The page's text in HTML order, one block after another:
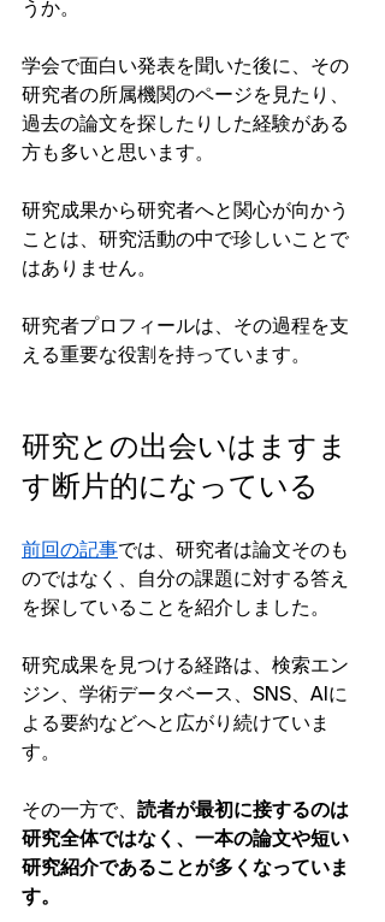
うか。
学会で面白い発表を聞いた後に、その
研究者の所属機関のページを見たり、
過去の論文を探したりした経験がある
方も多いと思います。
研究成果から研究者へと関心が向かう
ことは、研究活動の中で珍しいことで
はありません。
研究者プロフィールは、その過程を支
える重要な役割を持っています。
研究との出会いはますま
す断片的になっている
前回の記事では、研究者は論文そのも
のではなく、自分の課題に対する答え
を探していることを紹介しました。
研究成果を見つける経路は、検索エン
ジン、学術データベース、SNS、AIに
よる要約などへと広がり続けていま
す。
その一方で、 読者が最初に接するのは
研究全体ではなく、一本の論文や短い
研究紹介であることが多くなっていま
す。